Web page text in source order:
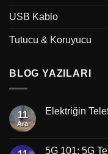
USB Kablo
Tutucu & Koruyucu
BLOG YAZILARI
11
Ara
Elektriğin
5G 101: 5G